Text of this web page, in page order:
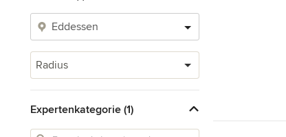
Radius
Expertenkategorie (1)